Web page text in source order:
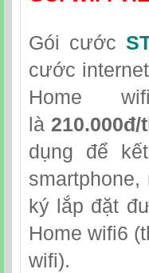
Gói cước
cước
Home
là 210.000đ/
dụng để
ký lắp đặt
Home wifi6
wifi).